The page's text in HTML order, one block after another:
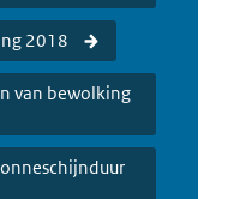
2018
van bewolking